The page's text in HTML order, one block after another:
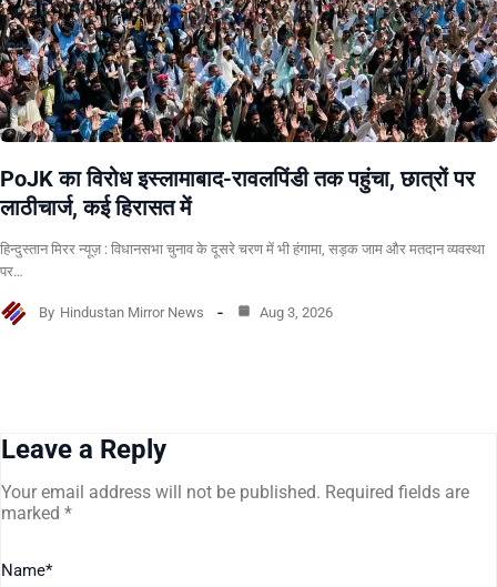
PoJK का विरोध इस्लामाबाद-रावलपिंडी तक पहुंचा, छात्रों पर
लाठीचार्ज, कई हिरासत में
हिन्दुस्तान मिरर न्यूज़ : विधानसभा चुनाव के दूसरे चरण में भी हंगामा, सड़क जाम और मतदान व्यवस्था
पर…
By Hindustan Mirror News Aug 3, 2026
Leave a Reply
Your email address will not be published. Required fields are
marked *
Name*